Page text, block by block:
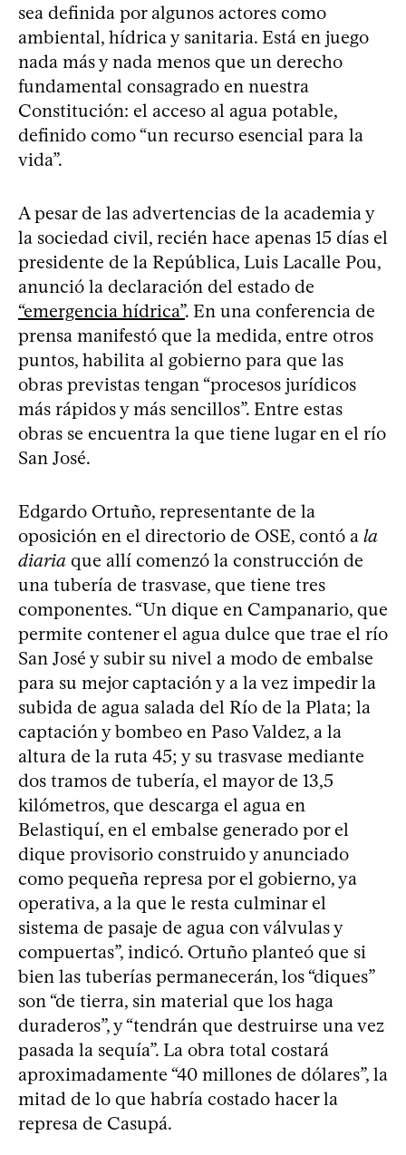
sea definida por algunos actores como
ambiental, hídrica y sanitaria. Está en juego
nada más y nada menos que un derecho
fundamental consagrado en nuestra
Constitución: el acceso al agua potable,
definido como “un recurso esencial para la
vida”.
A pesar de las advertencias de la academia y
la sociedad civil, recién hace apenas 15 días el
presidente de la República, Luis Lacalle Pou,
anunció la declaración del estado de
“emergencia hídrica”. En una conferencia de
prensa manifestó que la medida, entre otros
puntos, habilita al gobierno para que las
obras previstas tengan “procesos jurídicos
más rápidos y más sencillos”. Entre estas
obras se encuentra la que tiene lugar en el río
San José.
Edgardo Ortuño, representante de la
oposición en el directorio de OSE, contó a la
diaria que allí comenzó la construcción de
una tubería de trasvase, que tiene tres
componentes. “Un dique en Campanario, que
permite contener el agua dulce que trae el río
San José y subir su nivel a modo de embalse
para su mejor captación y a la vez impedir la
subida de agua salada del Río de la Plata; la
captación y bombeo en Paso Valdez, a la
altura de la ruta 45; y su trasvase mediante
dos tramos de tubería, el mayor de 13,5
kilómetros, que descarga el agua en
Belastiquí, en el embalse generado por el
dique provisorio construido y anunciado
como pequeña represa por el gobierno, ya
operativa, a la que le resta culminar el
sistema de pasaje de agua con válvulas y
compuertas”, indicó. Ortuño planteó que si
bien las tuberías permanecerán, los “diques”
son “de tierra, sin material que los haga
duraderos”, y “tendrán que destruirse una vez
pasada la sequía”. La obra total costará
aproximadamente “40 millones de dólares”, la
mitad de lo que habría costado hacer la
represa de Casupá.